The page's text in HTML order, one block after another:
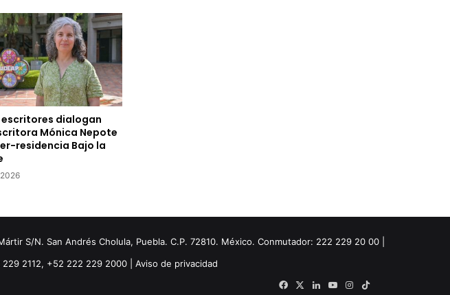
escritores dialogan
Mónica Nepote
residencia Bajo la
S/N. San Andrés Cholula, Puebla. C.P. 72810. México. Conmutador: 222 229 20 00 |
2112, +52 222 229 2000 | Aviso de privacidad
Facebook
X LinkedInYouTubeInstagram
TikTok